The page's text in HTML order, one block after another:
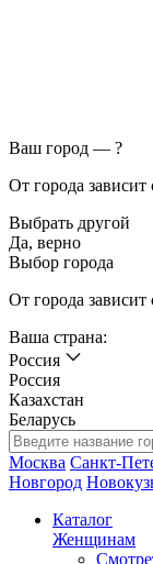
Ваш город — ?
От города зависит
Выбрать другой
Да, верно
Выбор города
От города зависит
Ваша страна:
Россия
Россия
Казахстан
Беларусь
Москва Санкт-
Новгород
Каталог
Женщинам